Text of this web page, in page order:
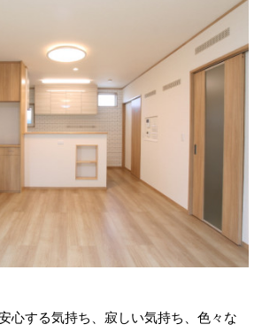
心する気持ち、寂しい気持ち、色々な